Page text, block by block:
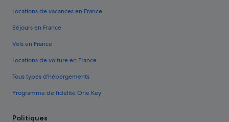
Locations de vacances en France
Séjours en France
Vols en France
Locations de voiture en France
Tous types d'hébergements
Programme de fidélité One Key
Politiques